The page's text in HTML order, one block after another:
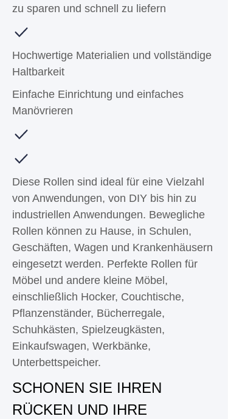
zu sparen und schnell zu liefern
Hochwertige Materialien und vollständige
Haltbarkeit
Einfache Einrichtung und einfaches
Manövrieren
Diese Rollen sind ideal für eine Vielzahl
von Anwendungen, von DIY bis hin zu
industriellen Anwendungen. Bewegliche
Rollen können zu Hause, in Schulen,
Geschäften, Wagen und Krankenhäusern
eingesetzt werden. Perfekte Rollen für
Möbel und andere kleine Möbel,
einschließlich Hocker, Couchtische,
Pflanzenständer, Bücherregale,
Schuhkästen, Spielzeugkästen,
Einkaufswagen, Werkbänke,
Unterbettspeicher.
SCHONEN SIE IHREN
RÜCKEN UND IHRE